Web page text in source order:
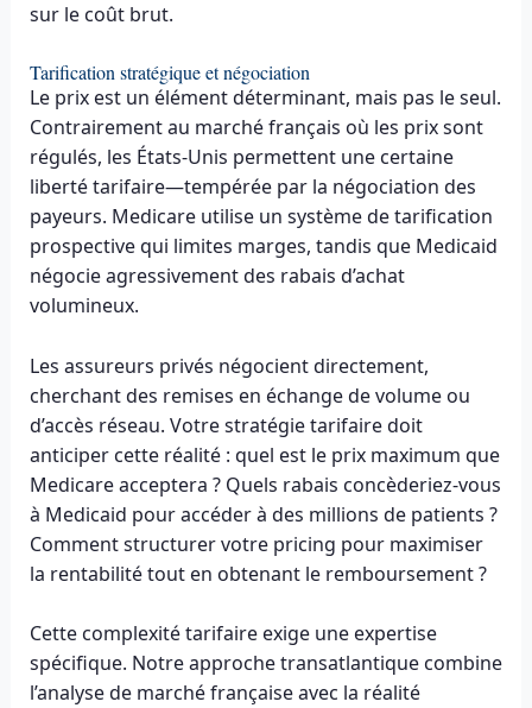
sur le coût brut.
Tarification stratégique et négociation
Le prix est un élément déterminant, mais pas le seul.
Contrairement au marché français où les prix sont
régulés, les États-Unis permettent une certaine
liberté tarifaire—tempérée par la négociation des
payeurs. Medicare utilise un système de tarification
prospective qui limites marges, tandis que Medicaid
négocie agressivement des rabais d’achat
volumineux.
Les assureurs privés négocient directement,
cherchant des remises en échange de volume ou
d’accès réseau. Votre stratégie tarifaire doit
anticiper cette réalité : quel est le prix maximum que
Medicare acceptera ? Quels rabais concèderiez-vous
à Medicaid pour accéder à des millions de patients ?
Comment structurer votre pricing pour maximiser
la rentabilité tout en obtenant le remboursement ?
Cette complexité tarifaire exige une expertise
spécifique. Notre approche transatlantique combine
l’analyse de marché française avec la réalité